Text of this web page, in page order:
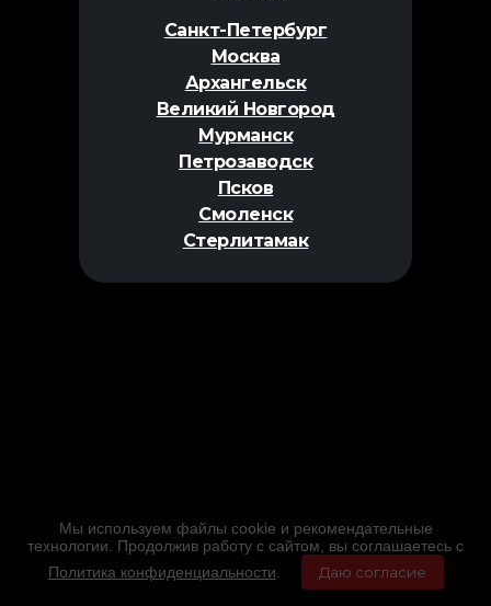
Санкт-Петербург
Москва
Архангельск
Великий Новгород
Мурманск
Петрозаводск
Псков
Смоленск
Стерлитамак
Мы используем файлы cookie и рекомендательные
технологии. Продолжив работу с сайтом, вы соглашаетесь с
Политика конфиденциальности
Даю согласие